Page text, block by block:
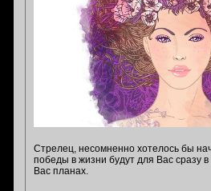
Стрелец, несомненно хотелось бы
победы в жизни будут для Вас сразу
Вас планах.